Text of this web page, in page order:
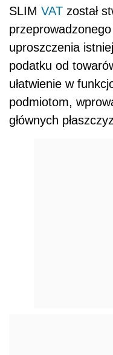
SLIM VAT został
uproszczenia
podatku od
ułatwienie w
podmiotom,
głównych